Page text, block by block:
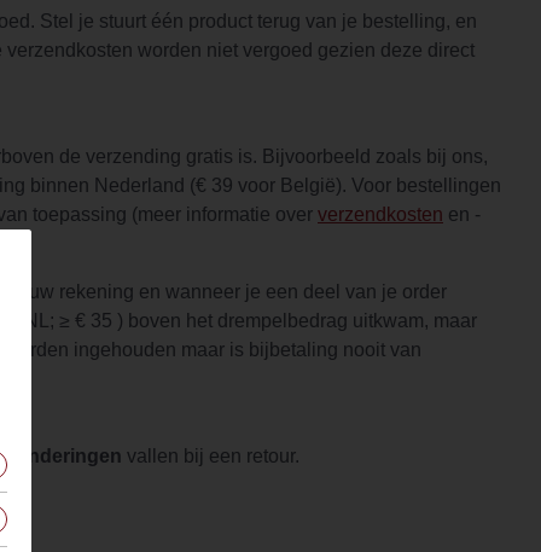
Stel je stuurt één product terug van je bestelling, en
worden niet vergoed gezien deze direct
de verzending gratis is. Bijvoorbeeld zoals bij ons,
binnen Nederland (€ 39 voor België). Voor bestellingen
toepassing (meer informatie over verzendkosten en -
jouw rekening en wanneer je een deel van je order
(NL; ≥ € 35 ) boven het drempelbedrag uitkwam, maar
ingehouden maar is bijbetaling nooit van
vallen bij een retour.